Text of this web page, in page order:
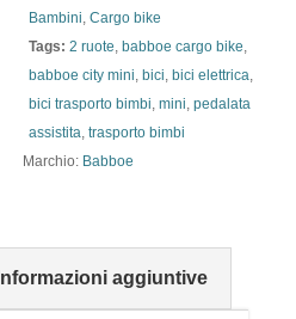
Bambini, Cargo bike
Tags: 2 ruote, babboe cargo bike,
babboe city mini, bici, bici elettrica,
bici trasporto bimbi, mini, pedalata
assistita, trasporto bimbi
Marchio: Babboe
Informazioni aggiuntive